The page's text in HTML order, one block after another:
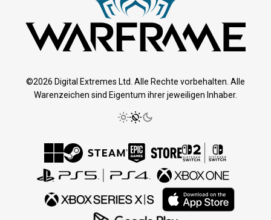
©2026 Digital Extremes Ltd. Alle Rechte vorbehalten. Alle
Warenzeichen sind Eigentum ihrer jeweiligen Inhaber.